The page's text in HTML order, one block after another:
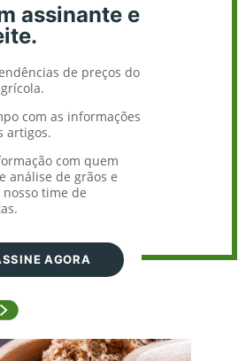
assinante e
de preços do
com as informações
artigos.
com quem
análise de grãos e
time de
AGORA